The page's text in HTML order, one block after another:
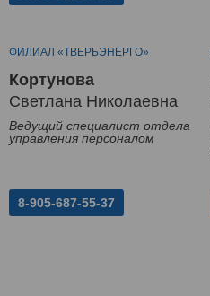
ФИЛИАЛ «ТВЕРЬЭНЕРГО»
Кортунова
Светлана Николаевна
Ведущий специалист отдела
управления персоналом
8-905-687-55-37